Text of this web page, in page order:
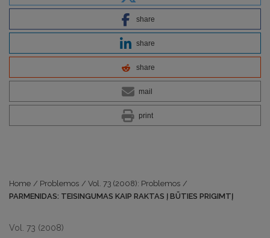
share
share
share
mail
print
Home / Problemos / Vol. 73 (2008): Problemos /
PARMENIDAS: TEISINGUMAS KAIP RAKTAS Į BŪTIES PRIGIMTĮ
Vol. 73 (2008)